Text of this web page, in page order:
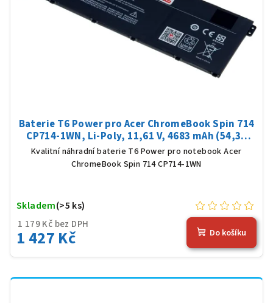
Baterie T6 Power pro Acer ChromeBook Spin 714
CP714-1WN, Li-Poly, 11,61 V, 4683 mAh (54,36
Wh), černá
Kvalitní náhradní baterie T6 Power pro notebook Acer
ChromeBook Spin 714 CP714-1WN
1 179 Kč bez DPH
1 427 Kč
Skladem(>5 ks)
Do košíku